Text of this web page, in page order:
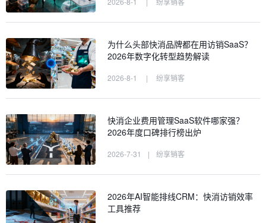
为什么头部快消品牌都在用访销SaaS？
2026年数字化转型趋势解读
2026-8-1 | 纷享销客
快消企业费用管理SaaS软件哪家强？
2026年度口碑排行榜出炉
2026-7-31 | 纷享销客
2026年AI智能排线CRM：快消访销效率
工具推荐